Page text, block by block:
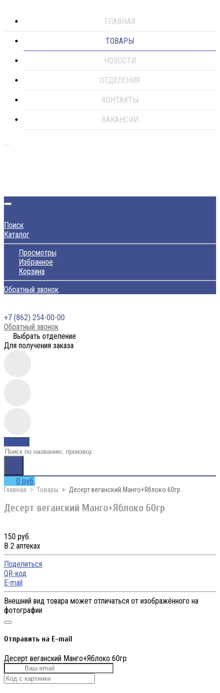
ГЛАВНАЯ
ТОВАРЫ
НОВОСТИ
ОТДЕЛЕНИЯ
КОНТАКТЫ
ВАКАНСИИ
Поиск
Каталог
Просмотры
Избранное
Корзина
Обратный звонок
+7 (862) 254-00-00
Обратный звонок
Выбрать отделение
Для получения заказа
Каталог
0 руб.
Главная Товары Десерт веганский Манго+Яблоко 60гр
Десерт веганский Манго+Яблоко 60гр
150 руб.
В 2 аптеках
Поделиться
QR-код
E-mail
Внешний вид товара может отличаться от изображённого на
фотографии
Отправить на E-mail
Десерт веганский Манго+Яблоко 60гр